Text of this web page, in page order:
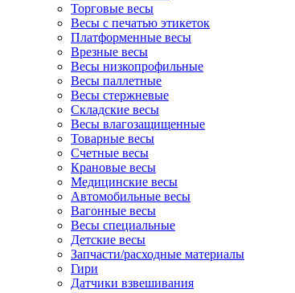
Торговые весы
Весы с печатью этикеток
Платформенные весы
Врезные весы
Весы низкопрофильные
Весы паллетные
Весы стержневые
Складские весы
Весы влагозащищенные
Товарные весы
Счетные весы
Крановые весы
Медицинские весы
Автомобильные весы
Вагонные весы
Весы специальные
Детские весы
Запчасти/расходные материалы
Гири
Датчики взвешивания